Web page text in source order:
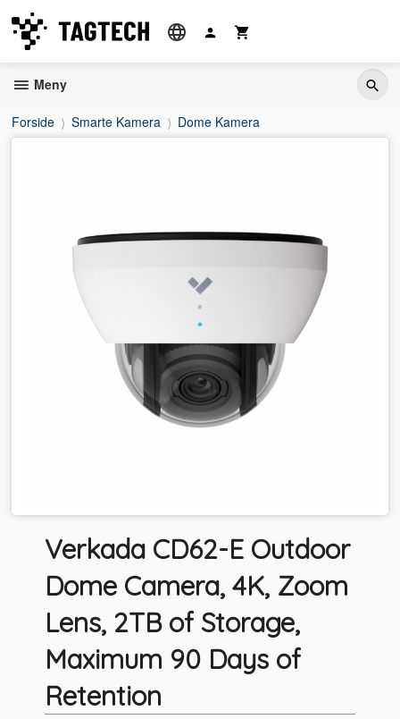
innholdet
Meny
Forside Smarte Kamera Dome Kamera
Verkada CD62-E Outdoor
Dome Camera, 4K, Zoom
Lens, 2TB of Storage,
Maximum 90 Days of
Retention